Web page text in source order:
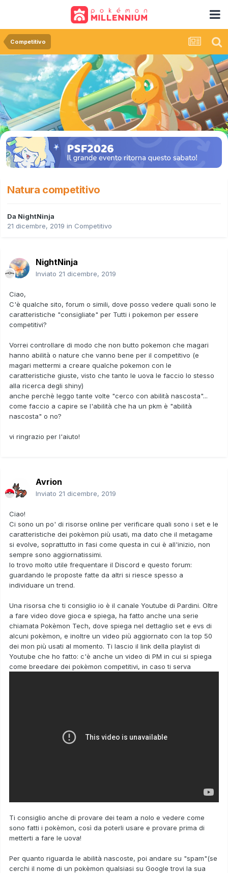
Competitivo
Natura competitivo
Da NightNinja
21 dicembre, 2019 in Competitivo
NightNinja
Inviato 21 dicembre, 2019
Ciao,
C'è qualche sito, forum o simili, dove posso vedere quali sono le
caratteristiche "consigliate" per Tutti i pokemon per essere
competitivi?
Vorrei controllare di modo che non butto pokemon che magari
hanno abilità o nature che vanno bene per il competitivo (e
magari mettermi a creare qualche pokemon con le
caratteristiche giuste, visto che tanto le uova le faccio lo stesso
alla ricerca degli shiny)
anche perchè leggo tante volte "cerco con abilità nascosta"...
come faccio a capire se l'abilità che ha un pkm è "abilità
nascosta" o no?
vi ringrazio per l'aiuto!
Avrion
Inviato 21 dicembre, 2019
Ciao!
Ci sono un po' di risorse online per verificare quali sono i set e le
caratteristiche dei pokèmon più usati, ma dato che il metagame
si evolve, soprattutto in fasi come questa in cui è all'inizio, non
sempre sono aggiornatissimi.
Io trovo molto utile frequentare il Discord e questo forum:
guardando le proposte fatte da altri si riesce spesso a
individuare un trend.
Una risorsa che ti consiglio io è il canale Youtube di Pardini. Oltre
a fare video dove gioca e spiega, ha fatto anche una serie
chiamata Pokèmon Tech, dove spiega nel dettaglio set e evs di
alcuni pokèmon, e inoltre un video più aggiornato con la top 50
dei mon più usati al momento. Ti lascio il link della playlist di
Youtube che ho fatto: c'è anche un video di PM in cui si spiega
come breedare dei pokèmon competitivi, in caso ti serva
Ti consiglio anche di provare dei team a nolo e vedere come
sono fatti i pokèmon, così da poterli usare e provare prima di
metterti a fare le uova!
Per quanto riguarda le abilità nascoste, poi andare su "spam"(se
cerchi il nome di un pokèmon qualsiasi su Google trovi la sua